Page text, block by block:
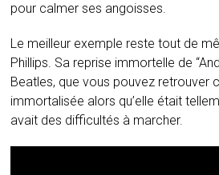
pour calmer ses angoisses.
Le meilleur exemple reste tout de
Phillips. Sa reprise immortelle de
Beatles, que vous pouvez retrouver
immortalisée alors qu’elle était
avait des difficultés à marcher.